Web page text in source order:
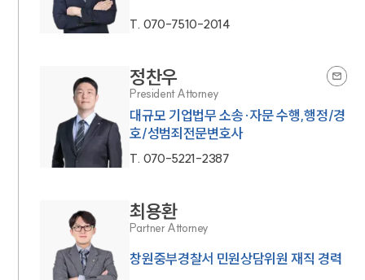
T. 070-7510-2014
정찬우
President Attorney
대규모 기업법무 소송·자문 수행,행정/경
호/성범죄전문변호사
T. 070-5221-2387
최용환
Partner Attorney
창원중부경찰서 민원상담위원 재직 경력